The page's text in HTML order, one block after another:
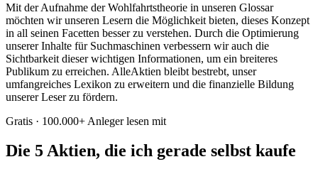
Mit der Aufnahme der Wohlfahrtstheorie in unseren Glossar
möchten wir unseren Lesern die Möglichkeit bieten, dieses Konzept
in all seinen Facetten besser zu verstehen. Durch die Optimierung
unserer Inhalte für Suchmaschinen verbessern wir auch die
Sichtbarkeit dieser wichtigen Informationen, um ein breiteres
Publikum zu erreichen. AlleAktien bleibt bestrebt, unser
umfangreiches Lexikon zu erweitern und die finanzielle Bildung
unserer Leser zu fördern.
Gratis · 100.000+ Anleger lesen mit
Die 5 Aktien, die ich gerade selbst kaufe